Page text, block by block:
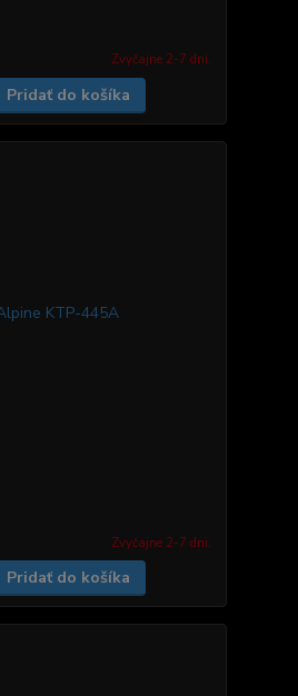
Zvyčajne 2-7 dni.
Pridať do košíka
Zvyčajne 2-7 dni.
Pridať do košíka